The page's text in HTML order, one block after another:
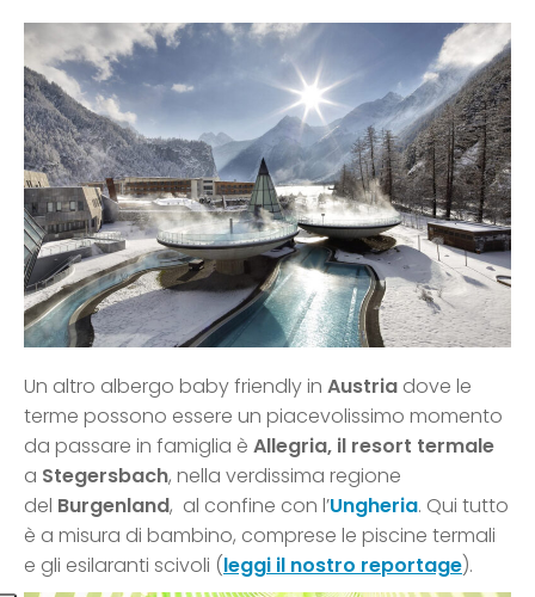
Un altro albergo baby friendly in Austria dove le
terme possono essere un piacevolissimo momento
da passare in famiglia è Allegria, il resort termale
a Stegersbach, nella verdissima regione
del Burgenland, al confine con l’Ungheria. Qui tutto
è a misura di bambino, comprese le piscine termali
e gli esilaranti scivoli (leggi il nostro reportage).